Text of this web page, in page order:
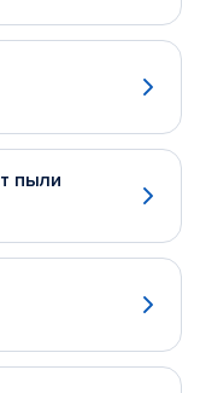
пыли